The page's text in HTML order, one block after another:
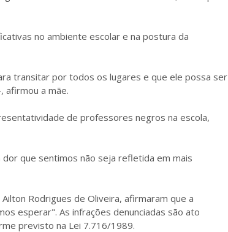
no ambiente escolar e na postura da
transitar por todos os lugares e que ele possa ser
afirmou a mãe.
de professores negros na escola,
que sentimos não seja refletida em mais
Rodrigues de Oliveira, afirmaram que a
esperar". As infrações denunciadas são ato
previsto na Lei 7.716/1989.